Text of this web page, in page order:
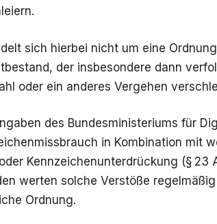
sich hierbei nicht um eine
der insbesondere dann
oder ein anderes Vergehen
des Bundesministeriums für
in Kombination mit
Kennzeichenunterdrückung (§ 23
werten solche Verstöße
Ordnung.